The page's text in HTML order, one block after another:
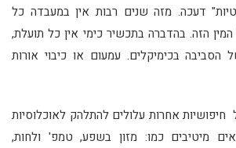
דעכה. מזה שנים רבות אין במעבדה כל
הזה. בהדברה בתכשיר כימי אין כל תועלת,
הסביבה בכימיקלים. עמעום או כיבוי אורות
חיפושיות אחרות עלולים להתלהק לאוכלוסיות
מיטיבים כמו: מזון בשפע, טמפ' ולחות,